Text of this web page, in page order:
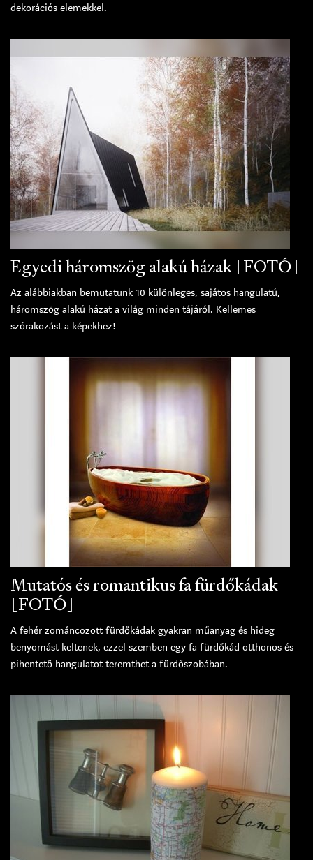
dekorációs elemekkel.
Egyedi háromszög alakú házak [FOTÓ]
Az alábbiakban bemutatunk 10 különleges, sajátos hangulatú,
háromszög alakú házat a világ minden tájáról. Kellemes
szórakozást a képekhez!
Mutatós és romantikus fa fürdőkádak
[FOTÓ]
A fehér zománcozott fürdőkádak gyakran műanyag és hideg
benyomást keltenek, ezzel szemben egy fa fürdőkád otthonos és
pihentető hangulatot teremthet a fürdőszobában.